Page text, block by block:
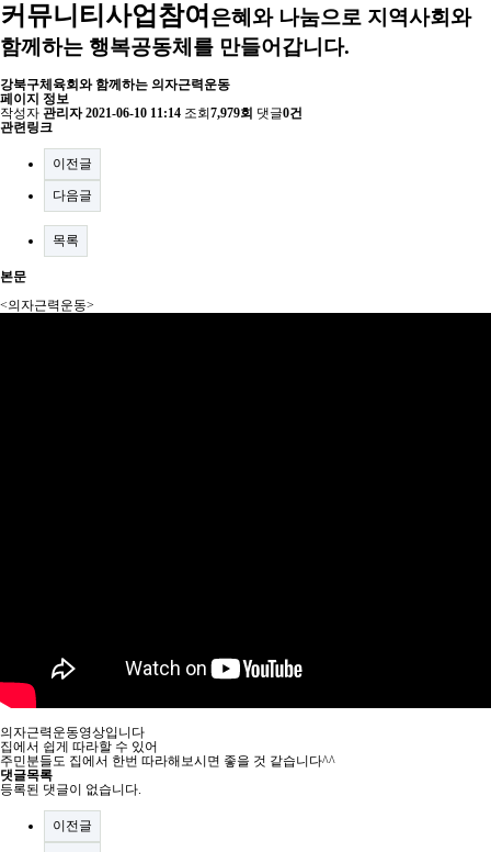
커뮤니티 사업참여 은혜와 나눔으로 지역사회와
함께하는 행복공동체를 만들어갑니다.
강북구체육회와 함께하는 의자근력운동
페이지 정보
작성자 관리자 2021-06-10 11:14 조회 7,979회 댓글0건
관련링크
이전글
다음글
목록
본문
<의자근력운동>
의자근력운동영상입니다
집에서 쉽게 따라할 수 있어
주민분들도 집에서 한번 따라해보시면 좋을 것 같습니다^^
댓글목록
등록된 댓글이 없습니다.
이전글